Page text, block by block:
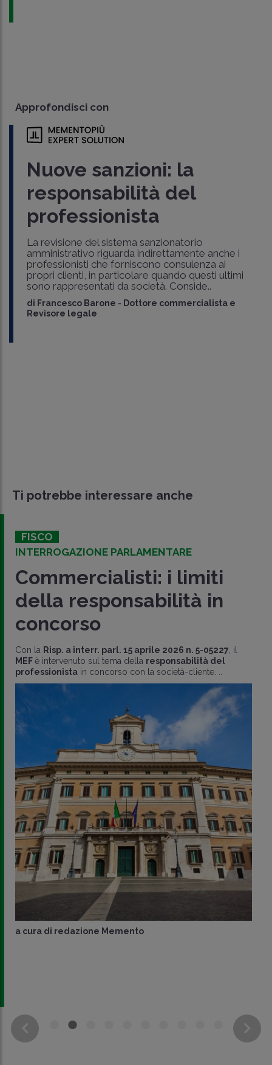
Approfondisci con
Nuove sanzioni: la
responsabilità del
professionista
La revisione del sistema sanzionatorio
amministrativo riguarda indirettamente anche i
professionisti che forniscono consulenza ai
propri clienti, in particolare quando questi ultimi
sono rappresentati da società. Conside..
di Francesco Barone - Dottore commercialista e
Revisore legale
Ti potrebbe interessare anche
FISCO
INTERROGAZIONE PARLAMENTARE
Commercialisti: i limiti
della responsabilità in
concorso
Con la Risp. a interr. parl. 15 aprile 2026 n. 5-05227, il
MEFè intervenuto sul tema della responsabilità del
professionista in concorso con la società-cliente. ..
a cura di redazione Memento